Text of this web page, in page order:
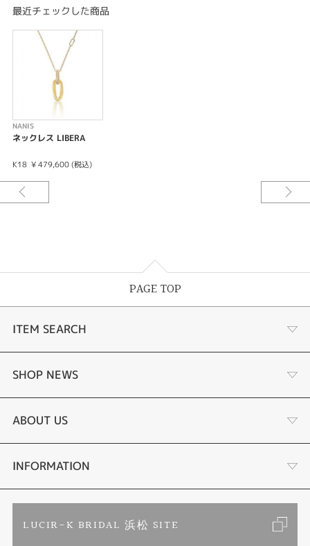
最近チェックした商品
NANIS
ネックレス LIBERA
K18 ¥ 479,600 (税込)
PAGE TOP
ITEM SEARCH
あこや真珠
黒蝶真珠
時計
色石
SHOP NEWS
個性溢れる色石の魅力
YouTube ルシルケイチャンネル
ブライダルリングサイト
ABOUT US
店舗情報・会社概要
INFORMATION
LUCIR-K BRIDAL 浜松 SITE